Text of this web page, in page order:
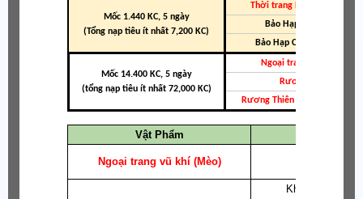
Mốc 1.440 KC, 5 ngày
(Tổng nạp tiêu ít nhất 7,200 KC)
Thời trang Phong Cách
Bảo Hạp Hỏa Huyết SR
Bảo Hạp Chu Thần (Nhẫn)
Mốc 14.400 KC, 5 ngày
(tổng nạp tiêu ít nhất 72,000 KC)
Ngoại trang vũ khí (Mèo)
Rương Tập Hồn
Rương Thiên Vương/Ma
Vật Phẩm
Ngoại trang vũ khí (Mèo)
Khi mở sẽ